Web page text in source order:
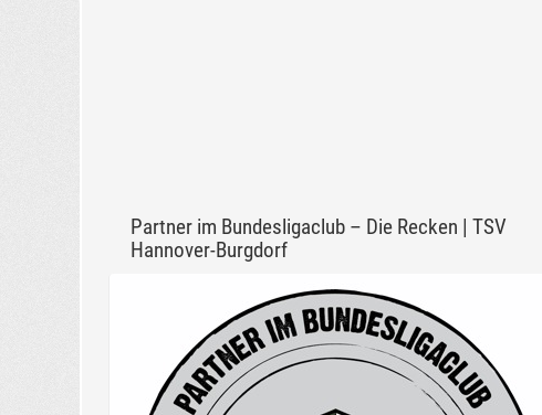
Partner im Bundesligaclub – Die Recken | TSV
Hannover-Burgdorf